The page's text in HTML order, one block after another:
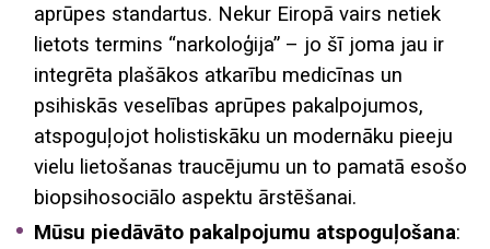
aprūpes standartus. Nekur Eiropā vairs netiek
lietots termins “narkoloģija” – jo šī joma jau ir
integrēta plašākos atkarību medicīnas un
psihiskās veselības aprūpes pakalpojumos,
atspoguļojot holistiskāku un modernāku pieeju
vielu lietošanas traucējumu un to pamatā esošo
biopsihosociālo aspektu ārstēšanai.
Mūsu piedāvāto pakalpojumu atspoguļošana: